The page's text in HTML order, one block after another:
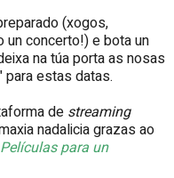
(xogos,
un concerto!) e bota un
na túa porta as nosas
estas datas.
de streaming
nadalicia grazas ao
Películas para un